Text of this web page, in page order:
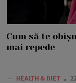
Cum să te
mai repede
— HEALTH & DIET